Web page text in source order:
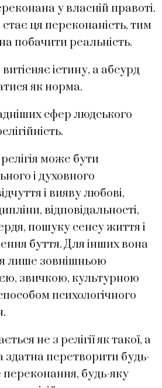
у власній правоті.
ця переконаність, тим
побачити реальність.
істину, а абсурд
як норма.
сфер людського
може бути
і духовного
і вияву любові,
відповідальності,
пошуку сенсу життя і
буття. Для інших вона
лише зовнішньою
звичкою, культурною
психологічного
не з релігії як такої, а
здатна перетворити будь-
переконання, будь-яку